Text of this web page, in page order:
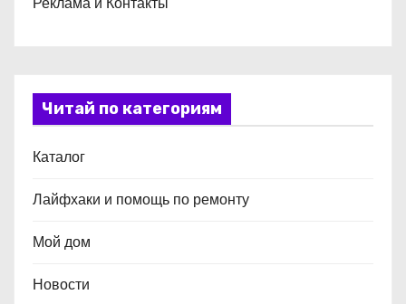
Читай по категориям
Каталог
Лайфхаки и помощь по ремонту
Мой дом
Новости